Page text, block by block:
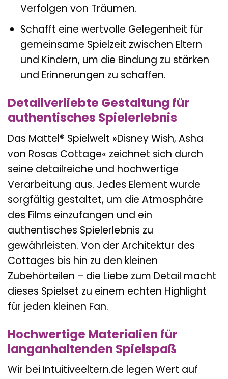
Verfolgen von Träumen.
Schafft eine wertvolle Gelegenheit für
gemeinsame Spielzeit zwischen Eltern
und Kindern, um die Bindung zu stärken
und Erinnerungen zu schaffen.
Detailverliebte Gestaltung für
authentisches Spielerlebnis
Das Mattel® Spielwelt »Disney Wish, Asha
von Rosas Cottage« zeichnet sich durch
seine detailreiche und hochwertige
Verarbeitung aus. Jedes Element wurde
sorgfältig gestaltet, um die Atmosphäre
des Films einzufangen und ein
authentisches Spielerlebnis zu
gewährleisten. Von der Architektur des
Cottages bis hin zu den kleinen
Zubehörteilen – die Liebe zum Detail macht
dieses Spielset zu einem echten Highlight
für jeden kleinen Fan.
Hochwertige Materialien für
langanhaltenden Spielspaß
Wir bei Intuitiveeltern.de legen Wert auf